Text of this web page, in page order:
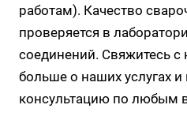
работам). Качество
проверяется в
соединений. Свяжитесь с
больше о наших услугах и
консультацию по любым